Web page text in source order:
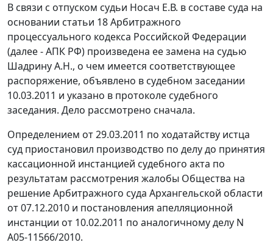
В связи с отпуском судьи Носач Е.В. в составе суда на
основании статьи 18Арбитражного
процессуального кодекса Российской Федерации
(далее - АПК РФ) произведена ее замена на судью
Шадрину А.Н., о чем имеется соответствующее
распоряжение, объявлено в судебном заседании
10.03.2011 и указано в протоколе судебного
заседания. Дело рассмотрено сначала.
Определением от 29.03.2011 по ходатайству истца
суд приостановил производство по делу до принятия
кассационной инстанцией судебного акта по
результатам рассмотрения жалобы Общества на
решение Арбитражного суда Архангельской области
от 07.12.2010 и постановления апелляционной
инстанции от 10.02.2011 по аналогичному делу N
А05-11566/2010.